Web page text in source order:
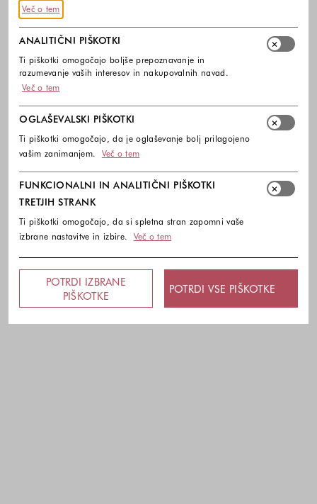
Več o tem
ANALITIČNI PIŠKOTKI
Ti piškotki omogočajo boljše prepoznavanje in
razumevanje vaših interesov in nakupovalnih navad.
Več o tem
OGLAŠEVALSKI PIŠKOTKI
Ti piškotki omogočajo, da je oglaševanje bolj prilagojeno
vašim zanimanjem.
Več o tem
FUNKCIONALNI IN ANALITIČNI PIŠKOTKI
TRETJIH STRANK
Ti piškotki omogočajo, da si spletna stran zapomni vaše
izbrane nastavitve in izbire.
Več o tem
POTRDI IZBRANE
PIŠKOTKE
POTRDI VSE PIŠKOTKE